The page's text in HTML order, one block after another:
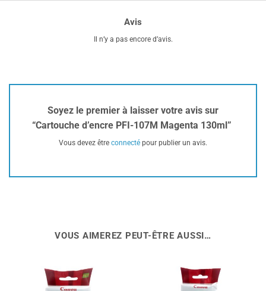
Avis
Il n’y a pas encore d’avis.
Soyez le premier à laisser votre avis sur
“Cartouche d’encre PFI-107M Magenta 130ml”
Vous devez être connecté pour publier un avis.
VOUS AIMEREZ PEUT-ÊTRE AUSSI…